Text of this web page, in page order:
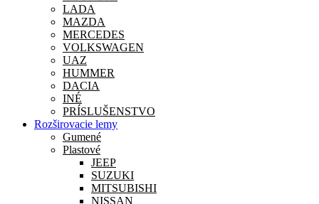
LADA
MAZDA
MERCEDES
VOLKSWAGEN
UAZ
HUMMER
DACIA
INÉ
PRÍSLUŠENSTVO
Rozširovacie lemy
Gumené
Plastové
JEEP
SUZUKI
MITSUBISHI
NISSAN